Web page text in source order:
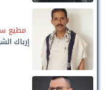
مطيع
إرباك